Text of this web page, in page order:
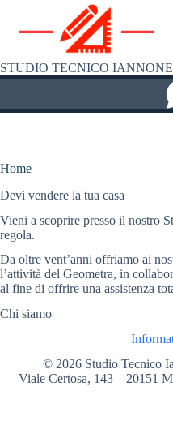
contenuto
STUDIO TECNICO IANNONE
Home
Devi vendere la tua casa
Vieni a scoprire presso il nostro
regola.
Da oltre vent’anni offriamo ai
l’attività del Geometra, in
al fine di offrire una assistenza
Chi siamo
© 2026 Studio Tecnico
Viale Certosa, 143 – 20151